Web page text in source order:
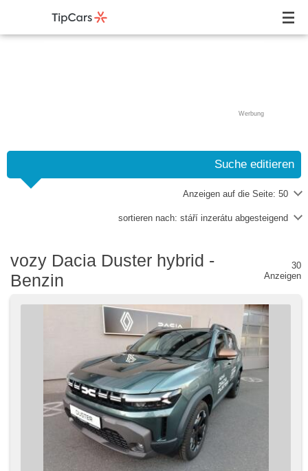
Werbung
Suche editieren
Anzeigen auf die Seite: 50
sortieren nach: stáří inzerátu abgesteigend
vozy Dacia Duster hybrid -
Benzin
30
Anzeigen